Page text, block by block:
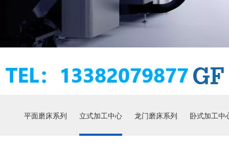
平面磨床系列 立式加工中心 龙门磨床系列 卧式加工中